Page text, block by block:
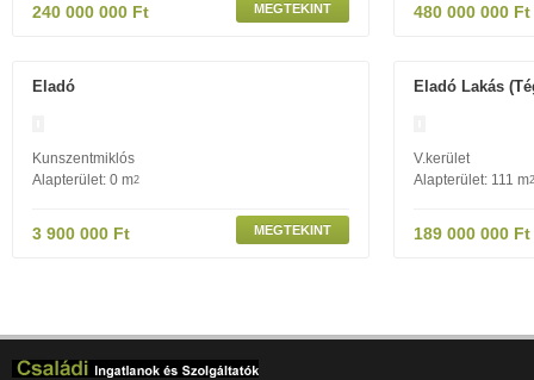
240 000 000 Ft MEGTEKINT 480 000 000 Ft
Eladó
Kunszentmiklós
Alapterület: 0 m2
3 900 000 Ft MEGTEKINT
Eladó Lakás
V.kerület
Alapterület: 111 m2
189 000 000 Ft